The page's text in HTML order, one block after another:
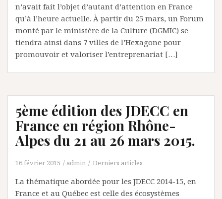
n’avait fait l’objet d’autant d’attention en France
qu’à l’heure actuelle. À partir du 25 mars, un Forum
monté par le ministère de la Culture (DGMIC) se
tiendra ainsi dans 7 villes de l’Hexagone pour
promouvoir et valoriser l’entreprenariat […]
5ème édition des JDECC en
France en région Rhône-
Alpes du 21 au 26 mars 2015.
16 février 2015 admin Derniers articles
La thématique abordée pour les JDECC 2014-15, en
France et au Québec est celle des écosystèmes